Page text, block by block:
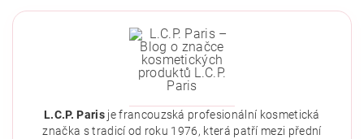
L.C.P. Paris je francouzská profesionální kosmetická
značka s tradicí od roku 1976, která patří mezi přední